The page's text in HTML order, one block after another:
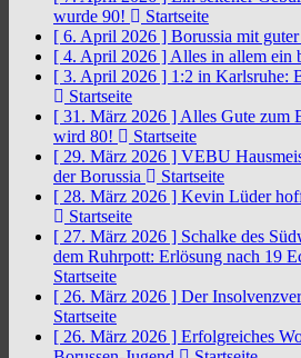
wurde 90!
Startseite
[ 6. April 2026 ] Borussia mit
[ 4. April 2026 ] Alles in allem ein
[ 3. April 2026 ] 1:2 in Karlsruhe:
Startseite
[ 31. März 2026 ] Alles Gute zum
wird 80!
Startseite
[ 29. März 2026 ] VEBU
der Borussia
Startseite
[ 28. März 2026 ] Kevin Lüder
Startseite
[ 27. März 2026 ] Schalke des
dem Ruhrpott: Erlösung nach 19
Startseite
[ 26. März 2026 ] Der
Startseite
[ 26. März 2026 ] Erfolgreiches